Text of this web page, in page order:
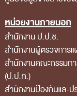
บุคลากรอื่น
โครงสร้างคณะกรรม
เอกสารที่เกี่ยวข้อง
ตราสัญลักษณ์ สตง.
ผลการตรวจสอบ
หน่วยงานภายนอก
สำนักงาน ป.ป.ช.
สำนักงานผู้ตรวจการ
สำนักงานคณะกรรมก
(ป.ป.ท.)
สำนักงานป้องกันและ